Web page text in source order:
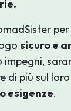
sicuro e
di più sul
esigenze.